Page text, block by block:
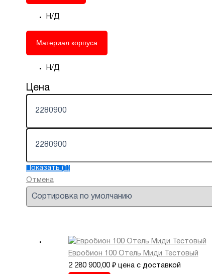
Н/Д
Материал корпуса
Н/Д
Цена
Показать (1 )
Отмена
Евробион 100 Отель Миди Тестовый
2 280 900,00 ₽ цена с доставкой